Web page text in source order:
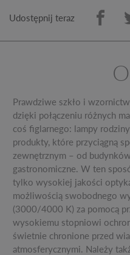
Udostępnij teraz
Prawdziwe szkło i
dzięki połączeniu różnych
coś figlarnego: lampy
produkty, które przyciągną
zewnętrznym – od
gastronomiczne. W ten
tylko wysokiej jakości
możliwością swobodnego
(3000/4000 K) za pomocą
wysokiemu stopniowi
świetnie chronione przed
atmosferycznymi. Należy